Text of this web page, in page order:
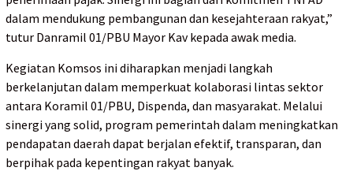
dalam mendukung pembangunan dan kesejahteraan rakyat,”
tutur Danramil 01/PBU Mayor Kav kepada awak media.
Kegiatan Komsos ini diharapkan menjadi langkah
berkelanjutan dalam memperkuat kolaborasi lintas sektor
antara Koramil 01/PBU, Dispenda, dan masyarakat. Melalui
sinergi yang solid, program pemerintah dalam meningkatkan
pendapatan daerah dapat berjalan efektif, transparan, dan
berpihak pada kepentingan rakyat banyak.